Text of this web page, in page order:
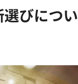
びについ